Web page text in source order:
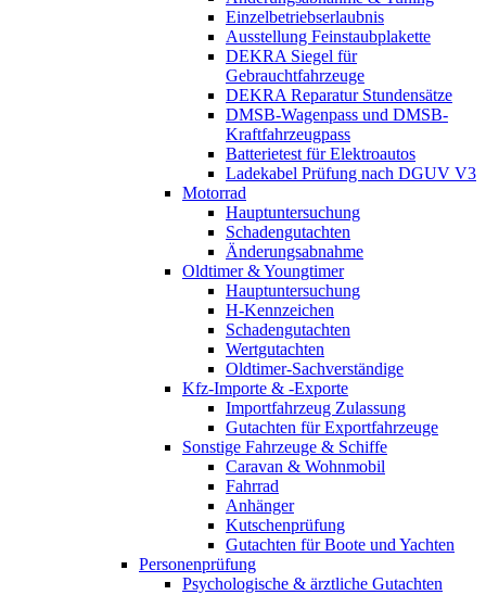
Einzelbetriebserlaubnis
Ausstellung Feinstaubplakette
DEKRA Siegel für
Gebrauchtfahrzeuge
DEKRA Reparatur Stundensätze
DMSB-Wagenpass und DMSB-
Kraftfahrzeugpass
Batterietest für Elektroautos
Ladekabel Prüfung nach DGUV V3
Motorrad
Hauptuntersuchung
Schadengutachten
Änderungsabnahme
Oldtimer & Youngtimer
Hauptuntersuchung
H-Kennzeichen
Schadengutachten
Wertgutachten
Oldtimer-Sachverständige
Kfz-Importe & -Exporte
Importfahrzeug Zulassung
Gutachten für Exportfahrzeuge
Sonstige Fahrzeuge & Schiffe
Caravan & Wohnmobil
Fahrrad
Anhänger
Kutschenprüfung
Gutachten für Boote und Yachten
Personenprüfung
Psychologische & ärztliche Gutachten